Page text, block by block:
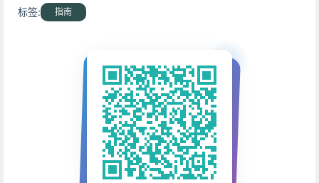
标签: 指南